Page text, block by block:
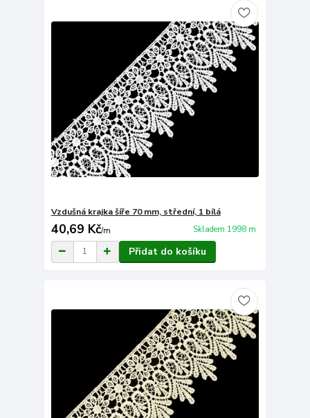
Vzdušná krajka šíře 70 mm, střední, 1 bílá
40,69 Kč/m Skladem 1998 m
Přidat do košíku